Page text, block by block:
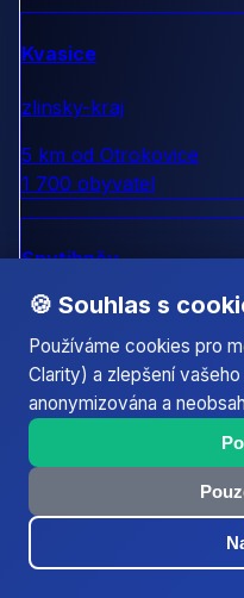
Kvasice
zlinsky-kraj
5 km od Otrokovice
1 700 obyvatel
Spytihněv
zlinsky-kraj
6 km od Otrokovice
5 000 obyvatel
Žlutava
zlinsky-kraj
7 km od Otrokovice
🍪 Souhlas s
Používáme cookies pro
Clarity) a zlepšení
anonymizována a